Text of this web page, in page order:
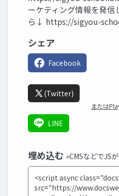
ーケティング情報を発信
ら↓ https://sigyou-
シェア
Facebook
(Twitter)
または
LINE
埋め込む »CMSなどでJS